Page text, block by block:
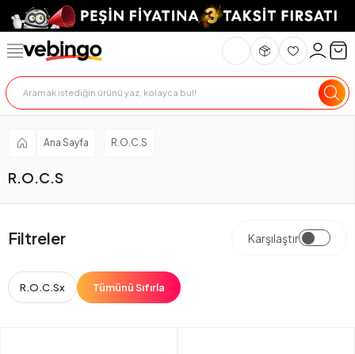
Ana Sayfa R.O.C.S
R.O.C.S
Filtreler Karşılaştır
R.O.C.Sx Tümünü Sıfırla